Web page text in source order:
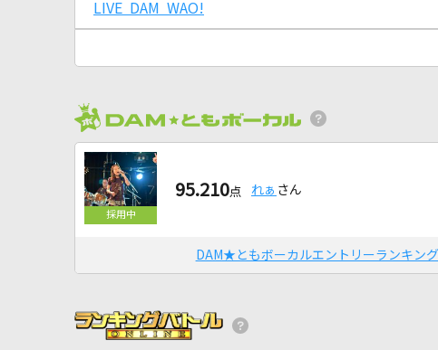
LIVE DAM WAO!
95.210点 れぁ さん
DAM★ともボーカルエントリーランキング